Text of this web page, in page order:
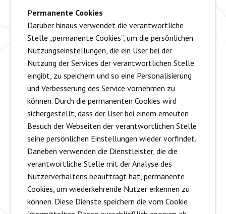
Permanente Cookies
Darüber hinaus verwendet die verantwortliche
Stelle „permanente Cookies“, um die persönlichen
Nutzungseinstellungen, die ein User bei der
Nutzung der Services der verantwortlichen Stelle
eingibt, zu speichern und so eine Personalisierung
und Verbesserung des Service vornehmen zu
können. Durch die permanenten Cookies wird
sichergestellt, dass der User bei einem erneuten
Besuch der Webseiten der verantwortlichen Stelle
seine persönlichen Einstellungen wieder vorfindet.
Daneben verwenden die Dienstleister, die die
verantwortliche Stelle mit der Analyse des
Nutzerverhaltens beauftragt hat, permanente
Cookies, um wiederkehrende Nutzer erkennen zu
können. Diese Dienste speichern die vom Cookie